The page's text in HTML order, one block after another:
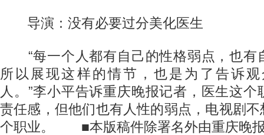
导演：没有必要过分美化医生
“每一个人都有自己的性格弱点，也有
所以展现这样的情节，也是为了告诉
人。”李小平告诉重庆晚报记者，医生这
责任感，但他们也有人性的弱点，电视剧
个职业。 ■本版稿件除署名外由重庆晚报